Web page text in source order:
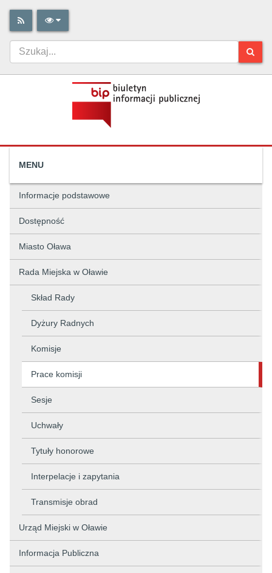
MENU
Informacje podstawowe
Dostępność
Miasto Oława
Rada Miejska w Oławie
Skład Rady
Dyżury Radnych
Komisje
Prace komisji
Sesje
Uchwały
Tytuły honorowe
Interpelacje i zapytania
Transmisje obrad
Urząd Miejski w Oławie
Informacja Publiczna